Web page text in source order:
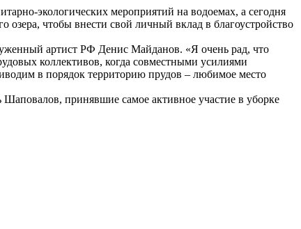
экологических мероприятий на водоемах, а сегодня
озера, чтобы внести свой личный вклад в благоустройство
артист РФ Денис Майданов. «Я очень рад, что
коллективов, когда совместными усилиями
в порядок территорию прудов – любимое место
принявшие самое активное участие в уборке